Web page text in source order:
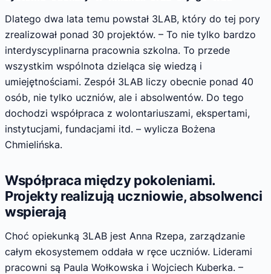
Dlatego dwa lata temu powstał 3LAB, który do tej pory
zrealizował ponad 30 projektów. – To nie tylko bardzo
interdyscyplinarna pracownia szkolna. To przede
wszystkim wspólnota dzieląca się wiedzą i
umiejętnościami. Zespół 3LAB liczy obecnie ponad 40
osób, nie tylko uczniów, ale i absolwentów. Do tego
dochodzi współpraca z wolontariuszami, ekspertami,
instytucjami, fundacjami itd. – wylicza Bożena
Chmielińska.
Współpraca między pokoleniami.
Projekty realizują uczniowie, absolwenci
wspierają
Choć opiekunką 3LAB jest Anna Rzepa, zarządzanie
całym ekosystemem oddała w ręce uczniów. Liderami
pracowni są Paula Wołkowska i Wojciech Kuberka. –